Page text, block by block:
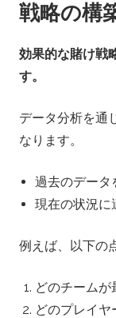
戦略の構
効果的な賭け戦
す。
データ分析を通
なります。
過去のデータ
現在の状況に
例えば、以下の
どのチームが
どのプレイ